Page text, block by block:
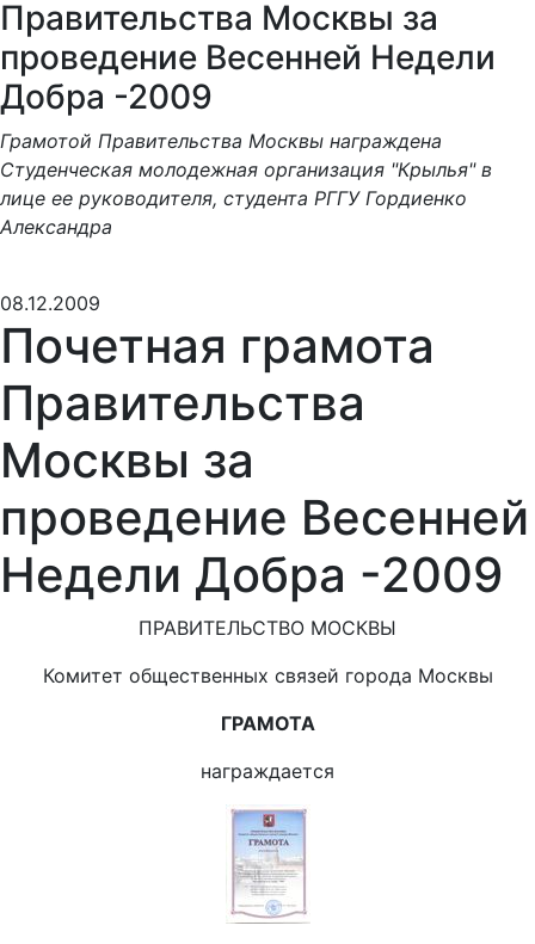
Правительства Москвы за
проведение Весенней Недели
Добра -2009
Грамотой Правительства Москвы награждена
Студенческая молодежная организация "Крылья" в
лице ее руководителя, студента РГГУ Гордиенко
Александра
08.12.2009
Почетная грамота
Правительства
Москвы за
проведение Весенней
Недели Добра -2009
ПРАВИТЕЛЬСТВО МОСКВЫ
Комитет общественных связей города Москвы
ГРАМОТА
награждается